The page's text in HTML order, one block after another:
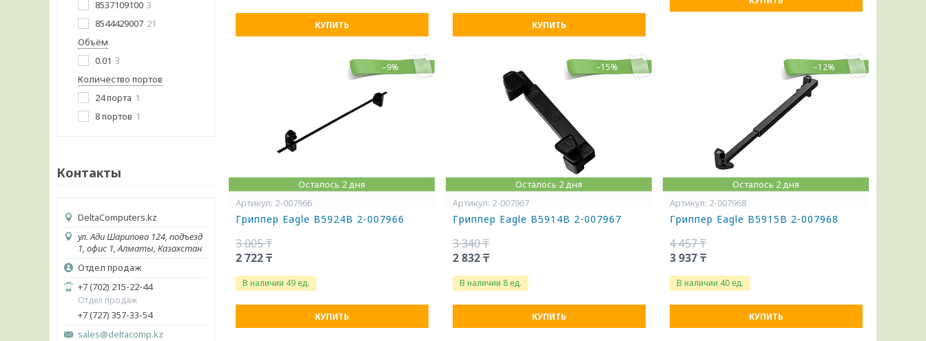
8537109100 3
8544429007 21
Объём
0.01 3
Количество портов
24 порта 1
8 портов 1
Контакты
DeltaComputers.kz
ул. Ади Шарипова 124, подъезд
1, офис 1, Алматы, Казахстан
Отдел продаж
+7 (702) 215-22-44
Отдел продаж
+7 (727) 357-33-54
sales@deltacomp.kz
КУПИТЬ КУПИТЬ
–9%
Осталось 2 дня
2-007966
Гриппер Eagle B5924B 2-007966
3 005 ₸
2 722 ₸
В наличии 49 ед.
КУПИТЬ
–15%
Осталось 2 дня
2-007967
Гриппер Eagle B5914B 2-007967
3 340 ₸
2 832 ₸
В наличии 8 ед.
КУПИТЬ
–12%
Осталось 2 дня
2-007968
Гриппер Eagle B5915B 2-007968
4 457 ₸
3 937 ₸
В наличии 40 ед.
КУПИТЬ